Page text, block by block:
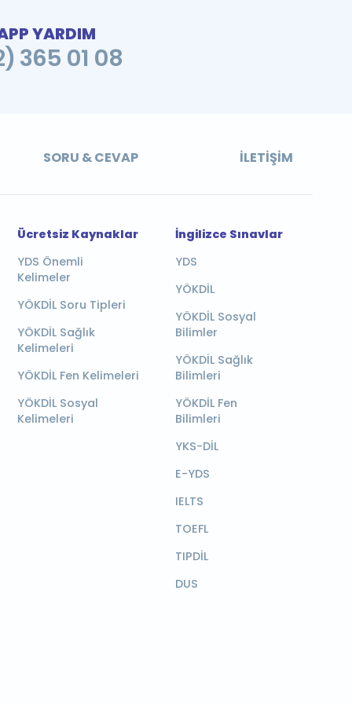
YARDIM
365 01 08
SORU & CEVAP İLETIŞIM
Ücretsiz Kaynaklar
YDS Önemli
Kelimeler
YÖKDİL Soru Tipleri
YÖKDİL Sağlık
Kelimeleri
YÖKDİL Fen Kelimeleri
YÖKDİL Sosyal
Kelimeleri
İngilizce Sınavlar
YDS
YÖKDİL
YÖKDİL Sosyal
Bilimler
YÖKDİL Sağlık
Bilimleri
YÖKDİL Fen
Bilimleri
YKS-DİL
E-YDS
IELTS
TOEFL
TIPDİL
DUS